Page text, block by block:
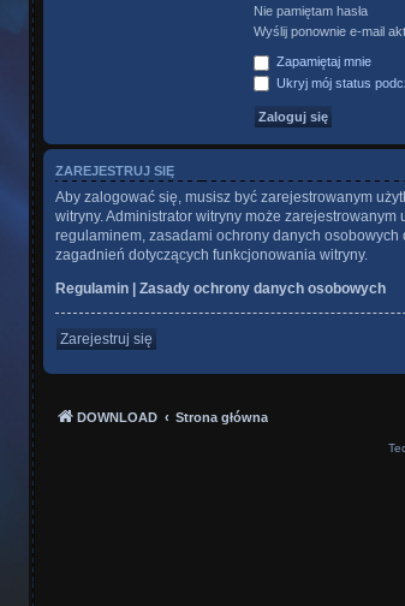
Nie pamiętam hasła
Wyślij ponownie e-mail
Zapamiętaj mnie
Ukryj mój status
ZAREJESTRUJ SIĘ
Aby zalogować się, musisz być zarejestrowanym
witryny. Administrator witryny może
regulaminem, zasadami ochrony danych
zagadnień dotyczących funkcjonowania witryny.
Regulamin
Zasady ochrony danych osobowych
Zarejestruj się
DOWNLOAD Strona główna